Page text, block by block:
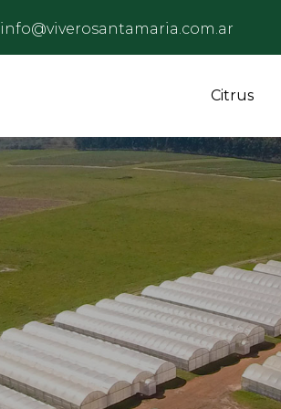
info@viverosantamaria.com.ar
Citrus